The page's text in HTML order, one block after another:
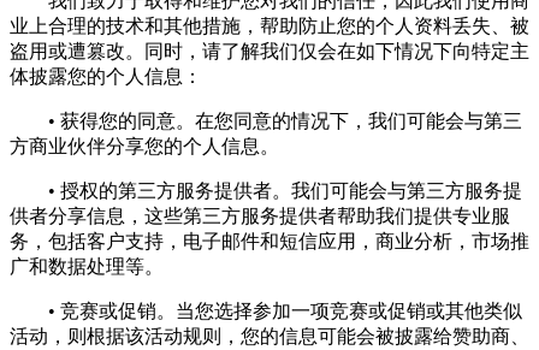
业上合理的技术和其他措施，帮助防止您的个人资料丢失、被
盗用或遭篡改。同时，请了解我们仅会在如下情况下向特定主
体披露您的个人信息：
• 获得您的同意。在您同意的情况下，我们可能会与第三
方商业伙伴分享您的个人信息。
• 授权的第三方服务提供者。我们可能会与第三方服务提
供者分享信息，这些第三方服务提供者帮助我们提供专业服
务，包括客户支持，电子邮件和短信应用，商业分析，市场推
广和数据处理等。
• 竞赛或促销。当您选择参加一项竞赛或促销或其他类似
活动，则根据该活动规则，您的信息可能会被披露给赞助商、